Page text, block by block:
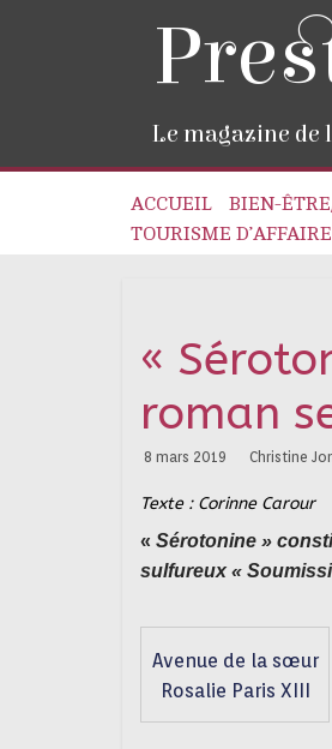
Le magazine de
ACCUEIL BIEN-
TOURISME
«
roman
8 mars 2019 Christine
Texte : Corinne Carour
« Sérotonine »
sulfureux «
Avenue de la sœur
Rosalie Paris XIII